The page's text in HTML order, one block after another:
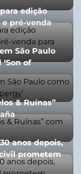
edição
e pré-venda
São Paulo
of
& Ruínas”
anos depois,
prometem